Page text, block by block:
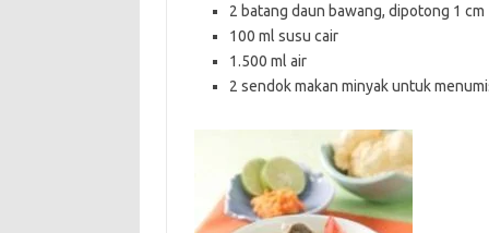
2 batang daun bawang, dipotong 1 cm
100 ml susu cair
1.500 ml air
2 sendok makan minyak untuk